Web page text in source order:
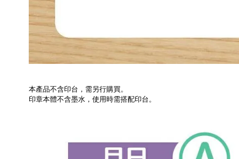
本產品不含印台，需另行購買。
印章本體不含墨水，使用時需搭配印台。